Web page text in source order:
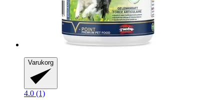
Varukorg
4.0 (1)